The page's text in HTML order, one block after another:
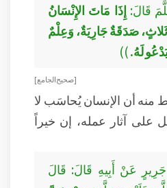
قَالَ: إِذَا مَاتَ الإِنْسَانُ
صَدَقَةٌ جَارِيَةٌ، وَعِلْمٌ
لَهُ.))
[ صحيح الجامع ]
منه أن الإنسان يُحاسَب لا
آثار عمله، إن خيراً
عَنْ أَبِيهِ قَالَ: قَالَ